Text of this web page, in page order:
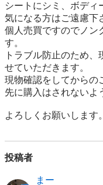
シートにシミ、ボディ
気になる方はご遠慮下
個人売買ですのでノン
す。
トラブル防止のため
せていただきます。
現物確認をしてからの
先に購入はされないよ
よろしくお願いします。
投稿者
まー